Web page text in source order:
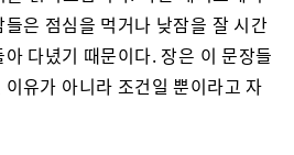
은 점심을 먹거나 낮잠을 잘 시간
다녔기 때문이다. 장은 이 문장들
유가 아니라 조건일 뿐이라고 자